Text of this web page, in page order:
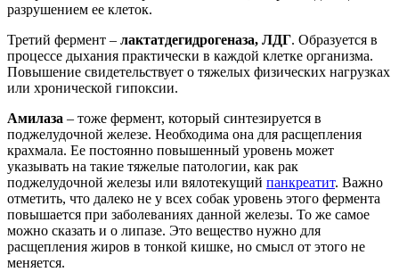
разрушением ее клеток.
Третий фермент – лактатдегидрогеназа, ЛДГ. Образуется в
процессе дыхания практически в каждой клетке организма.
Повышение свидетельствует о тяжелых физических нагрузках
или хронической гипоксии.
Амилаза – тоже фермент, который синтезируется в
поджелудочной железе. Необходима она для расщепления
крахмала. Ее постоянно повышенный уровень может
указывать на такие тяжелые патологии, как рак
поджелудочной железы или вялотекущий панкреатит. Важно
отметить, что далеко не у всех собак уровень этого фермента
повышается при заболеваниях данной железы. То же самое
можно сказать и о липазе. Это вещество нужно для
расщепления жиров в тонкой кишке, но смысл от этого не
меняется.